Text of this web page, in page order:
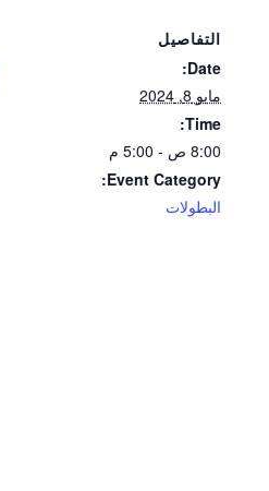
التفاصيل
Date:
مايو 8, 2024
Time:
8:00 ص - 5:00 م
Event Category:
البطولات